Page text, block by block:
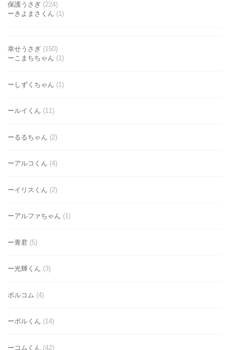
保護うさぎ (224)
ーきよまさくん (1)
幸せうさぎ (150)
ーこまちちゃん (1)
ーしずくちゃん (1)
ールイくん (11)
ーるるちゃん (2)
ーアルコくん (4)
ーイリスくん (2)
ーアルファちゃん (1)
ー青君 (5)
ー光輝くん (3)
ボルコム (4)
ーボルくん (14)
ーコムくん (42)